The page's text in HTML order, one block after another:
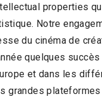
properties
Notre
du cinéma de
quelques
et dans les
grandes plateformes